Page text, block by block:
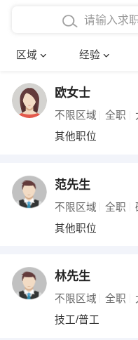
区域 经验
在校学生工作经验
四年以上工作经验
五年以上工作经验
博士
文员
财务会计
网络IT
收银员
水电/机修
欧女士
不限区域 全职
其他职位
范先生
不限区域 全职
其他职位
林先生
不限区域 全职
技工/普工